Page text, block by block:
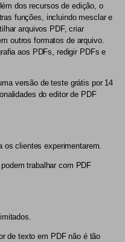
dos recursos de edição, o
funções, incluindo mesclar e
arquivos PDF, criar
outros formatos de arquivo.
aos PDFs, redigir PDFs e
versão de teste grátis por 14
do editor de PDF
clientes experimentarem.
trabalhar com PDF
de texto em PDF não é tão